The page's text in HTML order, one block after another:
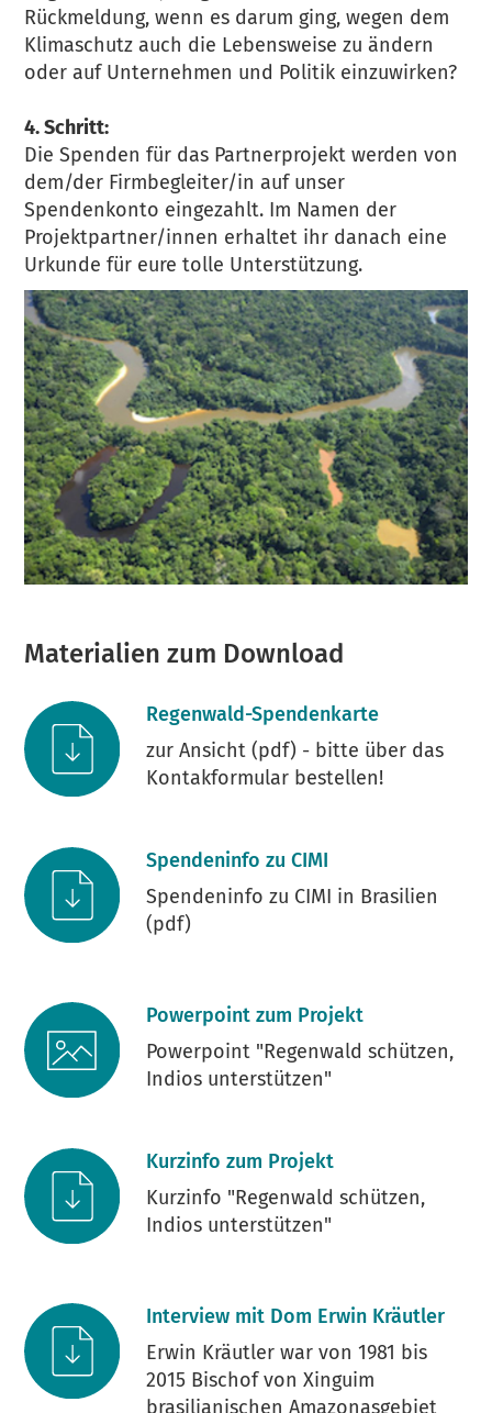
Rückmeldung, wenn es darum ging, wegen dem
Klimaschutz auch die Lebensweise zu ändern
oder auf Unternehmen und Politik einzuwirken?
4. Schritt:
Die Spenden für das Partnerprojekt werden von
dem/der Firmbegleiter/in auf unser
Spendenkonto eingezahlt. Im Namen der
Projektpartner/innen erhaltet ihr danach eine
Urkunde für eure tolle Unterstützung.
Materialien zum Download
Regenwald-Spendenkarte
zur Ansicht (pdf) - bitte über das
Kontakformular bestellen!
Spendeninfo zu CIMI
Spendeninfo zu CIMI in Brasilien
(pdf)
Powerpoint zum Projekt
Powerpoint "Regenwald schützen,
Indios unterstützen"
Kurzinfo zum Projekt
Kurzinfo "Regenwald schützen,
Indios unterstützen"
Interview mit Dom Erwin Kräutler
Erwin Kräutler war von 1981 bis
2015 Bischof von Xinguim
brasilianischen Amazonasgebiet